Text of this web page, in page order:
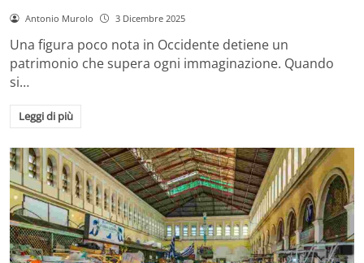
Antonio Murolo 3 Dicembre 2025
Una figura poco nota in Occidente detiene un
patrimonio che supera ogni immaginazione. Quando
si…
Leggi di più